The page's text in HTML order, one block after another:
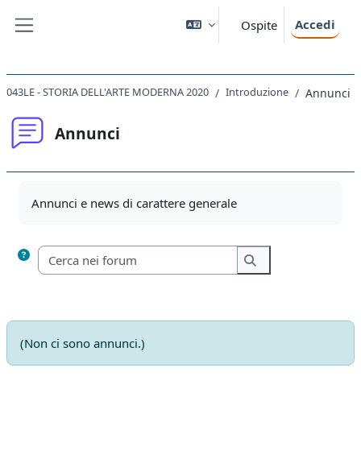
Ospite Accedi
043LE - STORIA DELL'ARTE MODERNA 2020 Introduzione Annunci
Annunci
Annunci e news di carattere generale
Cerca nei forum
Cerca nei forum
(Non ci sono annunci.)